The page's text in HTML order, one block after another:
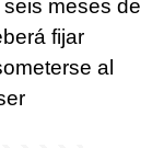
meses de
fijar
al